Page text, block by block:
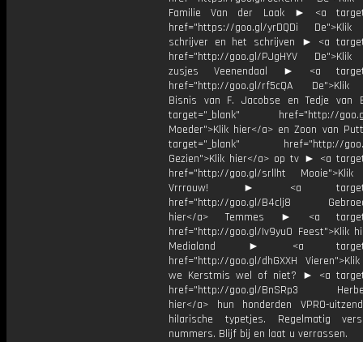
Familie Van der Laak ► <a
href="https://goo.gl/yrDQDi
schrijver en het schrijven ► <a
href="http://goo.gl/PJgHYV
zusjes Veenendaal ► <a
href="http://goo.gl/rf5cQA De">Klik
Bisnis van F. Jacobse en Tedje
target="_blank" href="http://goo.gl/
Moeder">Klik hier</a> en Zoon van
target="_blank" href="http://
Gezien">Klik hier</a> op tv ► <a
href="http://goo.gl/srllht
Vrrrouw! ► <a
href="http://goo.gl/B4clj8
hier</a> Temmes ► <a
href="http://goo.gl/Iv9yu0 Feest">Klik
Medialand ► <a
href="http://goo.gl/dhGXXH
we Kerstmis wel of niet? ► <a
href="http://goo.gl/BnSRp3
hier</a> hun honderden VPRO-
hilarische typetjes. Regelmatig
nummers. Blijf bij en laat u verrassen.